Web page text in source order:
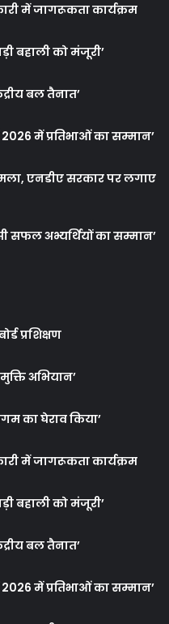
में जागरूकता कार्यक्रम
बहाली को मंजूरी’
बल तैनात’
में प्रतिभाओं का सम्मान’
एनडीए सरकार पर लगाए
सफल अभ्यर्थियों का सम्मान’
प्रशिक्षण
अभियान’
का घेराव किया’
में जागरूकता कार्यक्रम
बहाली को मंजूरी’
बल तैनात’
में प्रतिभाओं का सम्मान’